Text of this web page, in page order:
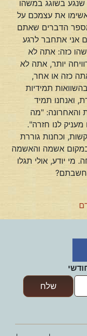
בשוגג במשהו
את עצמכם על
הדברים שאתם
אני אתחבר לרגע
כזה: אתה לא
יותר, אתה לא
כזה או אחר,
תמידיות
ואנחנו תמיד
והאחרונה: "מה
לנו חזרה".
וכחנות גוררת
אשמה והאשמה
יודע, אולי תגלו